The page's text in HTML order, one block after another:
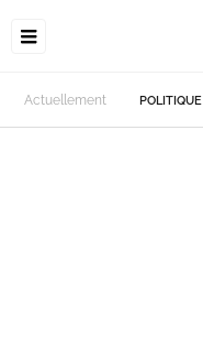
Actuellement POLITIQUE